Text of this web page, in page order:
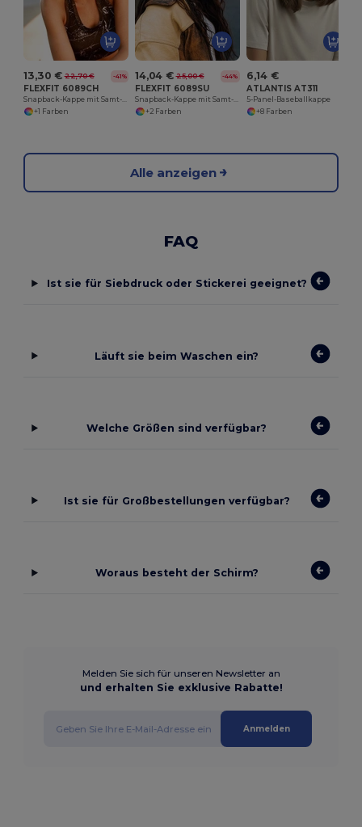
13,30 € 22,70 € -41%
FLEXFIT 6089CH
Snapback-Kappe mit Samt-Touch
+1 Farben
14,04 € 25,00 € -44%
FLEXFIT 6089SU
Snapback-Kappe mit Samt-Touch
+2 Farben
6,14 €
ATLANTIS AT311
5-Panel-Baseballkappe
+8 Farben
Alle anzeigen
FAQ
Ist sie für Siebdruck oder Stickerei geeignet?
Läuft sie beim Waschen ein?
Welche Größen sind verfügbar?
Ist sie für Großbestellungen verfügbar?
Woraus besteht der Schirm?
Melden Sie sich für unseren Newsletter an
und erhalten Sie exklusive Rabatte!
Anmelden